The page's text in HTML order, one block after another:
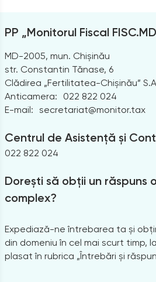
PP „Monitorul Fiscal
MD-2005, mun. Chișinău
str. Constantin Tănase, 6
Clădirea „Fertilitatea-Chișinău”
Anticamera:
022 822 024
E-mail: secretariat@monitor.tax
Centrul de Asistență și
022 822 024
Dorești să obții un răspuns
complex?
Expediază-ne întrebarea ta și
din domeniu în cel mai scurt timp,
plasat în rubrica „Întrebări și